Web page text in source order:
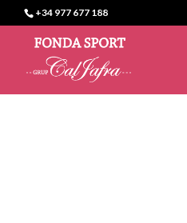
+34 977 677 188